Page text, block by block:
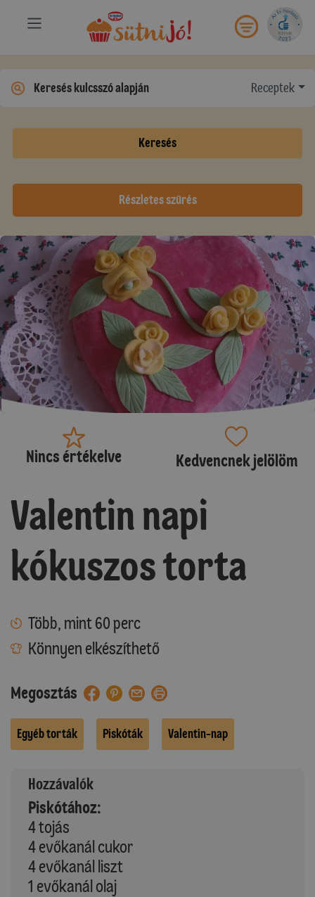
Receptek
Keresés
Részletes szűrés
Nincs értékelve Kedvencnek jelölöm
Valentin napi
kókuszos torta
Több, mint 60 perc
Könnyen elkészíthető
Megosztás
Egyéb torták Piskóták Valentin-nap
Hozzávalók
Piskótához:
4 tojás
4 evőkanál cukor
4 evőkanál liszt
1 evőkanál olaj